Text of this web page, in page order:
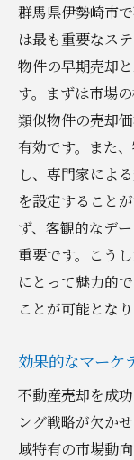
群馬県伊勢崎市
は最も重要なス
物件の早期売却
す。まずは市場
類似物件の売却
有効です。また
し、専門家によ
を設定すること
ず、客観的なデ
重要です。こう
にとって魅力的
ことが可能となり
効果的なマーケ
不動産売却を成
ング戦略が欠か
域特有の市場動